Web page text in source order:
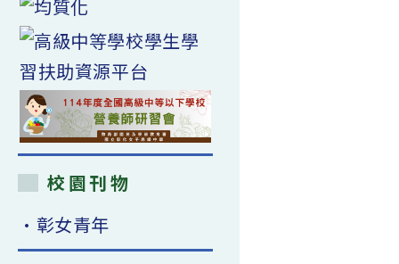
校園刊物
•彰女青年